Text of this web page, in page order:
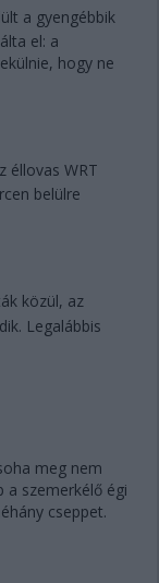
a gyengébbik
el: a
hogy ne
éllovas WRT
belülre
közül, az
Legalábbis
meg nem
a szemerkélő égi
cseppet.